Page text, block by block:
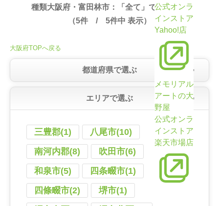
公式オンラ
インストア
Yahoo!店
メモリアル
アートの大
野屋
公式オンラ
インストア
楽天市場店
種類大阪府・富田林市：「全て」で絞り込み
（5件 / 5件中 表示）
大阪府TOPへ戻る
都道府県で選ぶ
エリアで選ぶ
三豊郡(1)
八尾市(10)
南河内郡(8)
吹田市(6)
和泉市(5)
四条畷市(1)
四條畷市(2)
堺市(1)